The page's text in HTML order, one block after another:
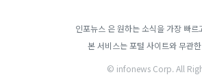
인포뉴스 은 원하는 소식을 가장 빠
본 서비스는 포털 사이트와 무관
© infonews Corp. All